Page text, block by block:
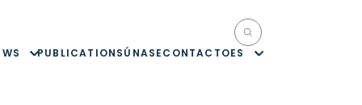
PUBLICATIONSÚNASECONTACTOES